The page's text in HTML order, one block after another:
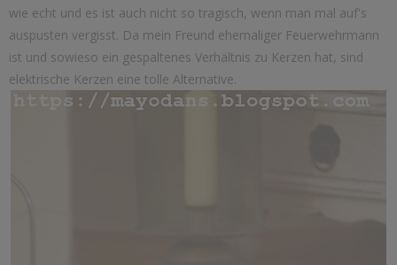
wie echt und es ist auch nicht so tragisch, wenn man mal auf's
auspusten vergisst. Da mein Freund ehemaliger Feuerwehrmann
ist und sowieso ein gespaltenes Verhältnis zu Kerzen hat, sind
elektrische Kerzen eine tolle Alternative.